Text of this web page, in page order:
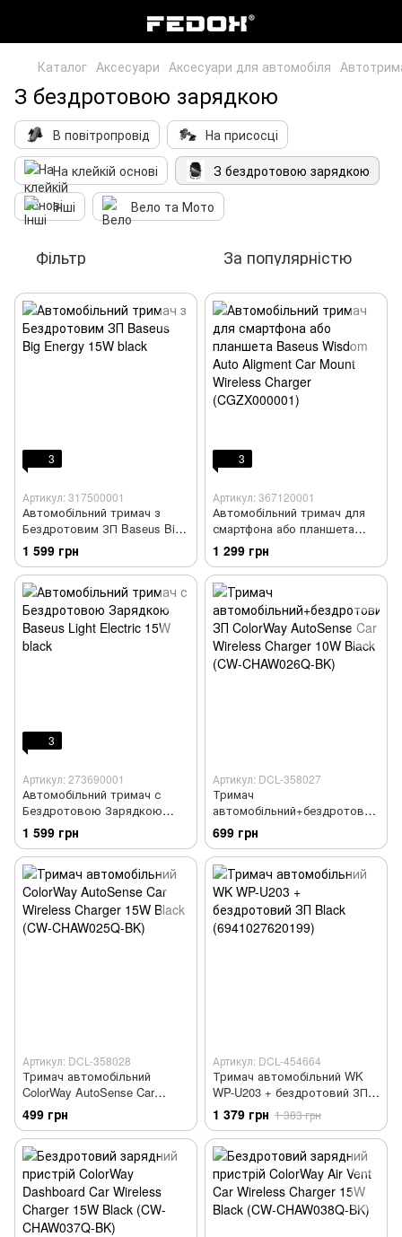
Каталог Аксесуари Аксесуари для автомобіля
З бездротовою зарядкою
В повітропровід
На присосці
На клейкій основі
З бездротовою зарядкою
Інші
Вело та Мото
Фільтр За популярністю
3
Артикул: 317500001
Автомобільний тримач з
Бездротовим ЗП Baseus Big
Energy 15W black
1 599 грн
3
Артикул: 367120001
Автомобільний тримач для
смартфона або планшета
Baseus Wisdom Auto Aligment
Car Mount Wireless Charger
(CGZX000001)
1 299 грн
3
Артикул: 273690001
Автомобільний тримач с
Бездротовою Зарядкою
Baseus Light Electric 15W
black
1 599 грн
Артикул: DCL-358027
Тримач
автомобільний+бездротовий
ЗП ColorWay AutoSense Car
Wireless Charger 10W Black
(CW-CHAW026Q-BK)
699 грн
Артикул: DCL-358028
Тримач автомобільний
ColorWay AutoSense Car
Wireless Charger 15W Black
(CW-CHAW025Q-BK)
499 грн
Артикул: DCL-454664
Тримач автомобільний WK
WP-U203 + бездротовий ЗП
Black (6941027620199)
1 379 грн 1 383 грн